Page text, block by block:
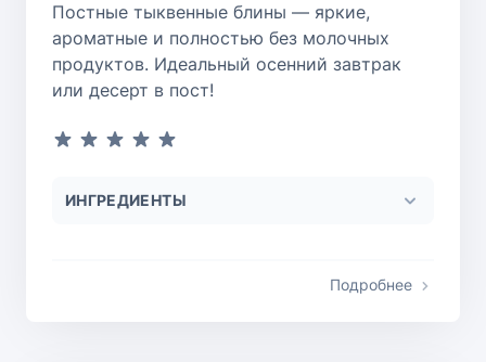
Постные тыквенные блины — яркие,
ароматные и полностью без молочных
продуктов. Идеальный осенний завтрак
или десерт в пост!
ИНГРЕДИЕНТЫ
Подробнее